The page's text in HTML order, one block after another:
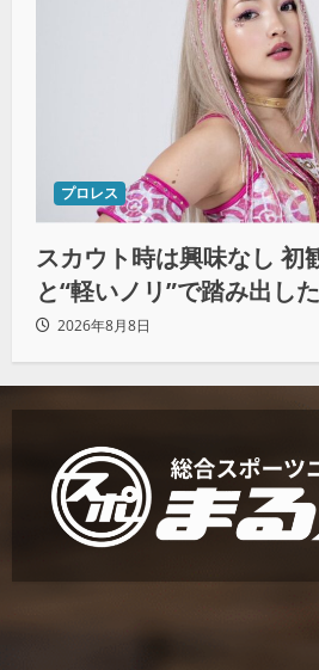
プロレス
スカウト時は興味なし 初
と“軽いノリ”で踏み出し
2026年8月8日